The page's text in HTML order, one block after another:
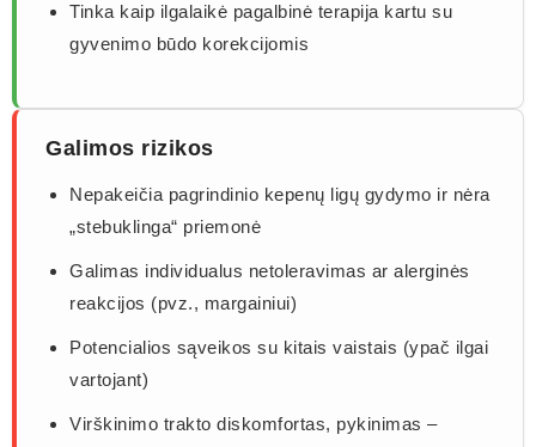
Tinka kaip ilgalaikė pagalbinė terapija kartu su
gyvenimo būdo korekcijomis
Galimos rizikos
Nepakeičia pagrindinio kepenų ligų gydymo ir nėra
„stebuklinga“ priemonė
Galimas individualus netoleravimas ar alerginės
reakcijos (pvz., margainiui)
Potencialios sąveikos su kitais vaistais (ypač ilgai
vartojant)
Virškinimo trakto diskomfortas, pykinimas –